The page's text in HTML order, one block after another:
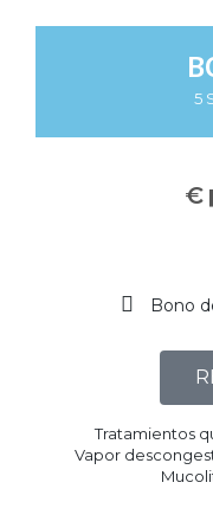
5
€
Bono
Tratamientos
Vapor